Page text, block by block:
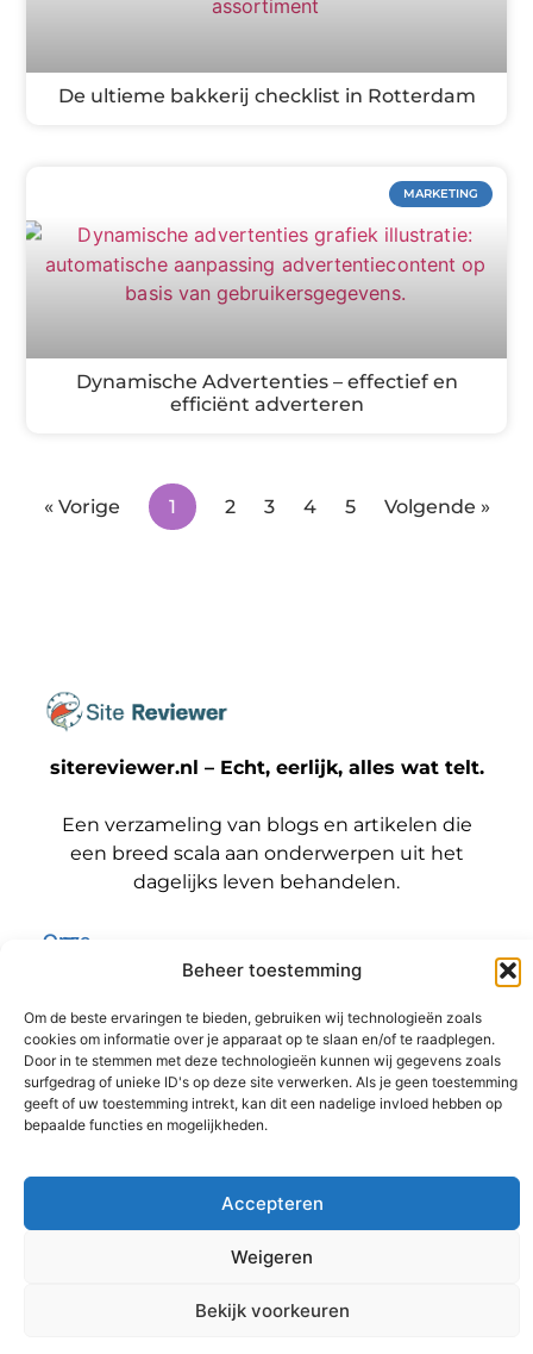
Beheer toestemming
Om de beste ervaringen te bieden, gebruiken wij technologieën zoals
cookies om informatie over je apparaat op te slaan en/of te raadplegen.
Door in te stemmen met deze technologieën kunnen wij gegevens zoals
surfgedrag of unieke ID's op deze site verwerken. Als je geen toestemming
geeft of uw toestemming intrekt, kan dit een nadelige invloed hebben op
bepaalde functies en mogelijkheden.
Accepteren
Weigeren
Bekijk voorkeuren
De ultieme bakkerij checklist in Rotterdam
MARKETING
Dynamische Advertenties – effectief en
efficiënt adverteren
« Vorige 1 2 3 4 5 Volgende »
sitereviewer.nl – Echt, eerlijk, alles wat telt.
Een verzameling van blogs en artikelen die
een breed scala aan onderwerpen uit het
dagelijks leven behandelen.
Onze
Bericht categorie
@2025 www.sitereviewer.nl. All Right Reserved.